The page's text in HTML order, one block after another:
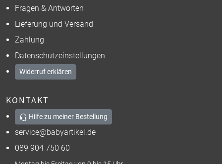
Fragen & Antworten
Lieferung und Versand
Zahlung
Datenschutzeinstellungen
Widerruf erklären
KONTAKT
Hilfe zu meiner Bestellung
service@babyartikel.de
089 904 750 60